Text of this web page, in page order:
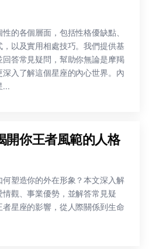
的各個層面，包括性格優缺點、
以及實用相處技巧。我們提供基
答常見疑問，幫助你無論是摩羯
入了解這個星座的內心世界。內
...
開你王者風範的人格
塑造你的外在形象？本文深入解
觀、事業優勢，並解答常見疑
星座的影響，從人際關係到生命